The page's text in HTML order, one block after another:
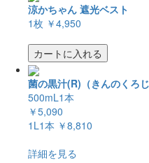
涼かちゃん 遮光ベスト
1枚 ￥4,950
カートに入れる
菌の黒汁(R)（きんのくろじ
500mL1本
￥5,090
1L1本 ￥8,810
詳細を見る